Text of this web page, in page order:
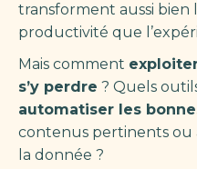
transforment aussi bien
productivité que
Mais comment
s’y perdre ? Quels
automatiser les
contenus pertinents ou
la donnée ?